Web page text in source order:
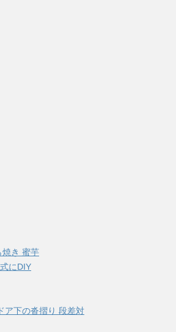
焼き 蜜芋
にDIY
ア下の沓摺り 段差対